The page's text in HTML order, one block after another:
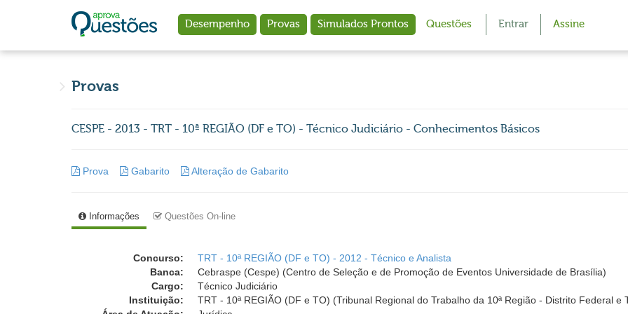
Desempenho Provas Simulados Prontos Questões Entrar Assine
Provas
CESPE - 2013 - TRT - 10ª REGIÃO (DF e TO) - Técnico Judiciário - Conhecimentos Básicos
Prova Gabarito Alteração de Gabarito
Informações Questões On-line
Concurso:
TRT - 10ª REGIÃO (DF e TO) - 2012 - Técnico e Analista
Banca:
Cebraspe (Cespe) (Centro de Seleção e de Promoção de Eventos Universidade de Brasília)
Cargo:
Técnico Judiciário
Instituição:
TRT - 10ª REGIÃO (DF e TO) (Tribunal Regional do Trabalho da 10ª Região - Distrito Federal e